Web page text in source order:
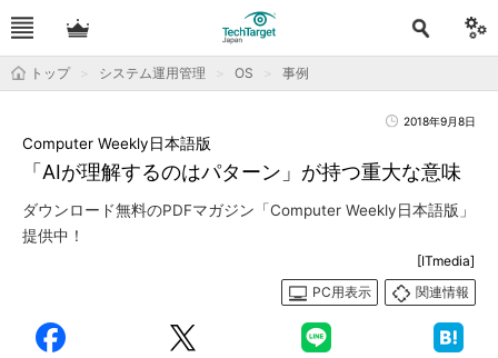
トップ システム運用管理 OS 事例
2018年9月8日
「AIが理解するのはパターン」が持つ重大な意味
Computer Weekly日本語版
ダウンロード無料のPDFマガジン「Computer Weekly日本語版」
提供中！
[ITmedia]
PC用表示
関連情報